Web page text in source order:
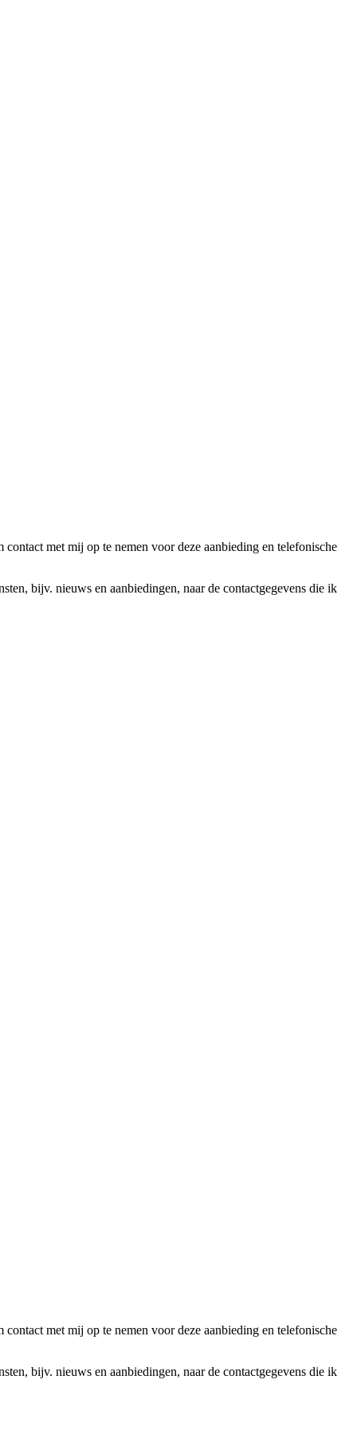
met mij op te nemen voor deze aanbieding en telefonische
bijv. nieuws en aanbiedingen, naar de contactgegevens die ik
met mij op te nemen voor deze aanbieding en telefonische
bijv. nieuws en aanbiedingen, naar de contactgegevens die ik